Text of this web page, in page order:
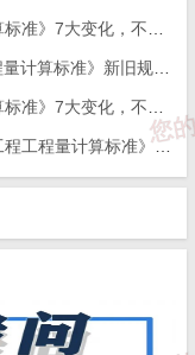
7大变化，​不容错过！
标准》新旧规范对比
7大变化，​不容错过！
算标准》等9项国家标准